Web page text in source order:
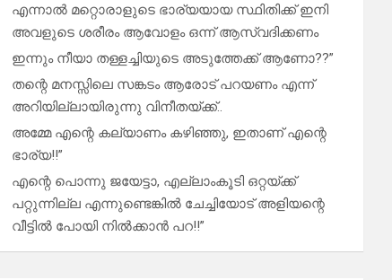
എന്നാൽ മറ്റൊരാളുടെ ഭാര്യയായ സ്ഥിതിക്ക് ഇനി
അവളുടെ ശരീരം ആവോളം ഒന്ന് ആസ്വദിക്കണം
ഇന്നും നീയാ തള്ളച്ചിയുടെ അടുത്തേക്ക് ആണോ??”
തന്റെ മനസ്സിലെ സങ്കടം ആരോട് പറയണം എന്ന്
അറിയില്ലായിരുന്നു വിനീതയ്ക്ക്..
അമ്മേ എന്റെ കല്യാണം കഴിഞ്ഞു, ഇതാണ് എന്റെ
ഭാര്യ!!”
എന്റെ പൊന്നു ജയേട്ടാ, എല്ലാംകൂടി ഒറ്റയ്ക്ക്
പറ്റുന്നില്ല എന്നുണ്ടെങ്കിൽ ചേച്ചിയോട് അളിയന്റെ
വീട്ടിൽ പോയി നിൽക്കാൻ പറ!!”